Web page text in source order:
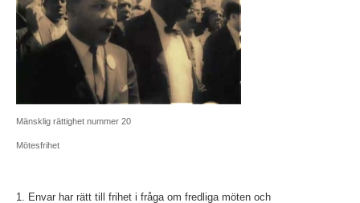
Mänsklig rättighet nummer 20
Mötesfrihet
1. Envar har rätt till frihet i fråga om fredliga möten och